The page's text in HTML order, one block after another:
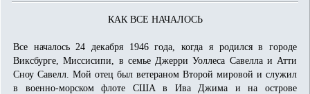
КАК ВСЕ НАЧАЛОСЬ
Все началось 24 декабря 1946 года, когда я родился в городе
Виксбурге, Миссисипи, в семье Джерри Уоллеса Савелла и Атти
Сноу Савелл. Мой отец был ветераном Второй мировой и служил
в военно-морском флоте США в Ива Джима и на острове